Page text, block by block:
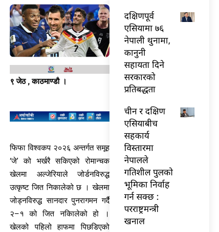
९ जेठ , काठमाण्डौ ।
फिफा विश्वकप २०२६ अन्तर्गत समूह
‘जे’ को भर्खरै सकिएको रोमान्चक
खेलमा अल्जेरियाले जोर्डनविरुद्ध
उत्कृष्ट जित निकालेको छ । खेलमा
जोड्नविरुद्ध सानदार पुनरागमन गर्दै
२–१ को जित नकिालेको हो ।
खेलको पहिलो हाफमा पिछडिएको
दक्षिणपूर्व
एसियामा ७६
नेपाली थुनामा,
कानुनी
सहायता दिने
सरकारको
प्रतिबद्धता
चीन र दक्षिण
एसियाबीच
सहकार्य
विस्तारमा
नेपालले
गतिशील पुलको
भूमिका निर्वाह
गर्न सक्छ :
परराष्ट्रमन्त्री
खनाल